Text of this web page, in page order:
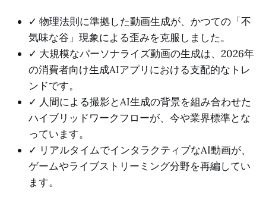
✓ 物理法則に準拠した動画生成が、かつての「不
気味な谷」現象による歪みを克服しました。
✓ 大規模なパーソナライズ動画の生成は、2026年
の消費者向け生成AIアプリにおける支配的なトレ
ンドです。
✓ 人間による撮影とAI生成の背景を組み合わせた
ハイブリッドワークフローが、今や業界標準とな
っています。
✓ リアルタイムでインタラクティブなAI動画が、
ゲームやライブストリーミング分野を再編してい
ます。